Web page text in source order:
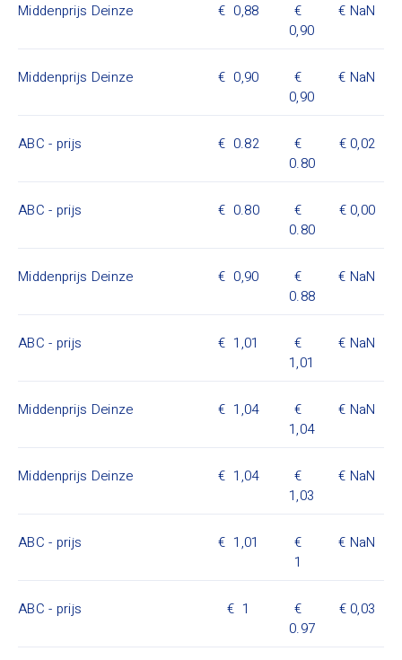
Middenprijs Deinze
0,88
0,90
NaN
Middenprijs Deinze
0,90
0,90
NaN
ABC - prijs
0.82
0.80
0,02
ABC - prijs
0.80
0.80
0,00
Middenprijs Deinze
0,90
0.88
NaN
ABC - prijs
1,01
1,01
NaN
Middenprijs Deinze
1,04
1,04
NaN
Middenprijs Deinze
1,04
1,03
NaN
ABC - prijs
1,01
1
NaN
ABC - prijs
1
0.97
0,03